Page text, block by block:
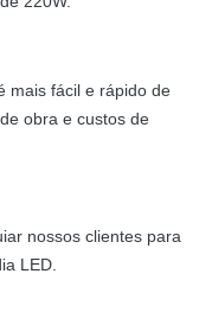
mais fácil e rápido de
obra e custos de
nossos clientes para
LED.